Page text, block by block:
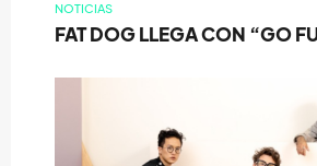
NOTICIAS
FAT DOG LLEGA CON “GO